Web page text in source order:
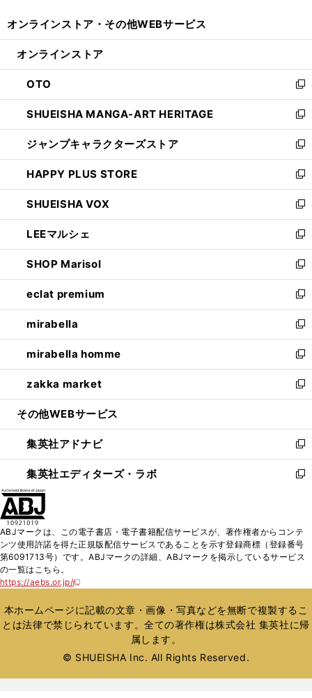
開
ン
ウ
で
開
く
ウ
ン
ド
ウ
で
開
く
オンラインストア・ その他WEBサービス
オンラインストア
OTO
新
し
い
ウ
ィ
ン
ド
ウ
で
開
く
SHUEISHA MANGA-ART HERITAGE
新
し
い
ウ
ィ
ン
ド
ウ
で
開
く
ジャンプキャラクターズストア
新
し
い
ウ
ィ
ン
ド
ウ
で
開
く
HAPPY PLUS STORE
新
し
い
ウ
ィ
ン
ド
ウ
で
開
く
SHUEISHA VOX
新
し
い
ウ
ィ
ン
ド
ウ
で
開
く
LEEマルシェ
新
し
い
ウ
ィ
ン
ド
ウ
で
開
く
SHOP Marisol
新
し
い
ウ
ィ
ン
ド
ウ
で
開
eclat premium
新
し
い
ウ
ィ
ン
ド
ウ
開
く
mirabella
新
し
い
ウ
ィ
ン
ウ
で
開
く
mirabella homme
新
し
い
ウ
ン
ド
ウ
で
zakka market
新
し
ウ
ィ
ン
ド
く
その他WEBサービス
集英社アドナビ
新
し
い
ド
ウ
で
集英社エディターズ・ラボ
新
ィ
ン
ド
開
く
ABJマークは、この電子書店・電子書籍配信サービスが、著作権者からコンテ
ンツ使用許諾を得た正規版配信サービスであることを示す登録商標（登録番号
第6091713号）です。ABJマークの詳細、ABJマークを掲示しているサービス
の一覧はこちら。
https://aebs.or.jp/
新
い
ウ
ィ
ウ
本ホームページに記載の文章・画像・写真などを無断で複製するこ
とは法律で禁じられています。全ての著作権は株式会社 集英社に帰
属します。
© SHUEISHA Inc. All Rights Reserved.